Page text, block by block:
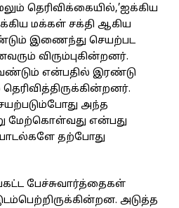
தெரிவிக்கையில்,’ஐக்கிய
மக்கள் சக்தி ஆகிய
இணைந்து செயற்பட
விரும்புகின்றனர்.
என்பதில் இரண்டு
அந்த
மேற்கொள்வது என்பது
தற்போது
பேச்சுவார்த்தைகள்
அடுத்த